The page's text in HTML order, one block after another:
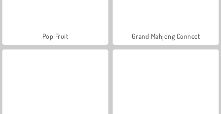
Pop Fruit Grand Mahjong Connect